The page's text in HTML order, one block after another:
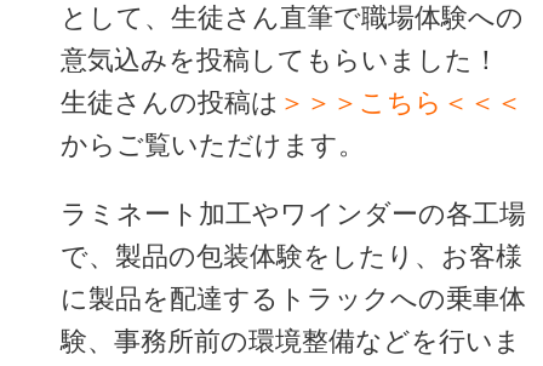
として、生徒さん直筆で職場体験への
意気込みを投稿してもらいました！
生徒さんの投稿は ＞＞＞こちら＜＜＜
からご覧いただけます。
ラミネート加工やワインダーの各工場
で、製品の包装体験をしたり、お客様
に製品を配達するトラックへの乗車体
験、事務所前の環境整備などを行いま